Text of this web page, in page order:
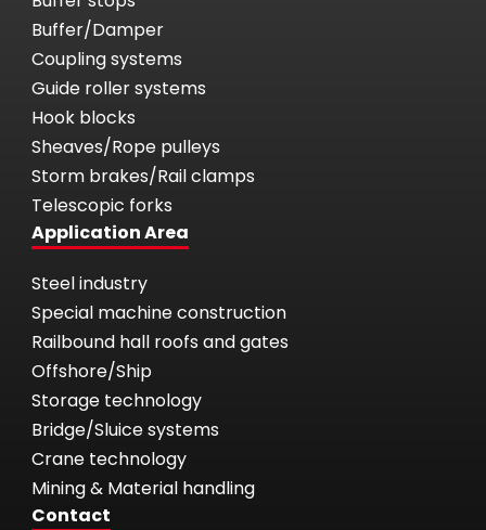
Buffer/Damper
Coupling systems
Guide roller systems
Hook blocks
Sheaves/Rope pulleys
Storm brakes/Rail clamps
Telescopic forks
Application Area
Steel industry
Special machine construction
Railbound hall roofs and gates
Offshore/Ship
Storage technology
Bridge/Sluice systems
Crane technology
Mining & Material handling
Contact